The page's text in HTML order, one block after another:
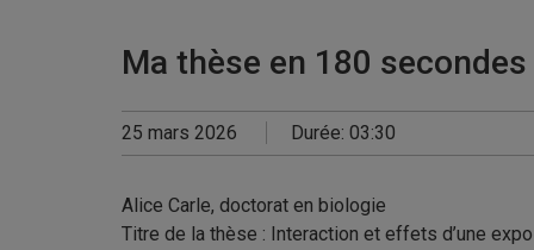
Ma thèse en 180
25 mars 2026 Durée: 03:30
Alice Carle, doctorat en biologie
Titre de la thèse : Interaction et effets d’une